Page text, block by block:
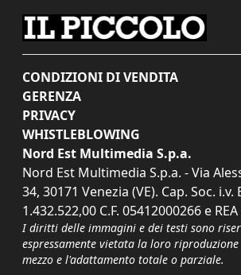
CONDIZIONI DI VENDITA
GERENZA
PRIVACY
WHISTLEBLOWING
Nord Est Multimedia S.p.a.
Nord Est Multimedia S.p.a. - Via
34, 30171 Venezia (VE). Cap. Soc. i.v.
1.432.522,00 C.F. 05412000266 e
I diritti delle immagini e dei testi sono
espressamente vietata la loro
mezzo e l'adattamento totale o parziale.